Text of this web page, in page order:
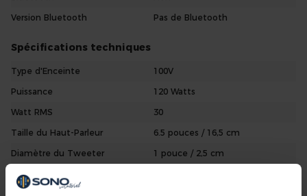
Version Bluetooth
Pas de Bluetooth
Spécifications techniques
Type d'Enceinte
100V
Puissance
120 Watts
Watt RMS
30
Taille du Haut-Parleur
6.5 pouces / 16,5 cm
Diamètre du Tweeter
1 pouce / 2,5 cm
Type de Tweeter